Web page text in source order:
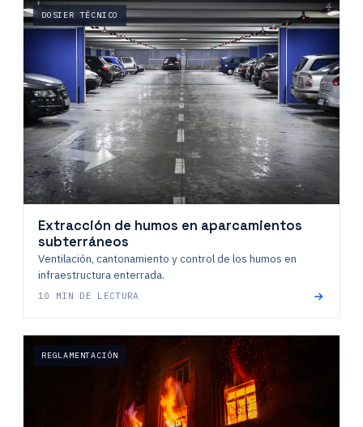
DOSIER TÉCNICO
Extracción de humos en aparcamientos
subterráneos
Ventilación, cantonamiento y control de los humos en
infraestructura enterrada.
10 MIN DE LECTURA
REGLAMENTACIÓN